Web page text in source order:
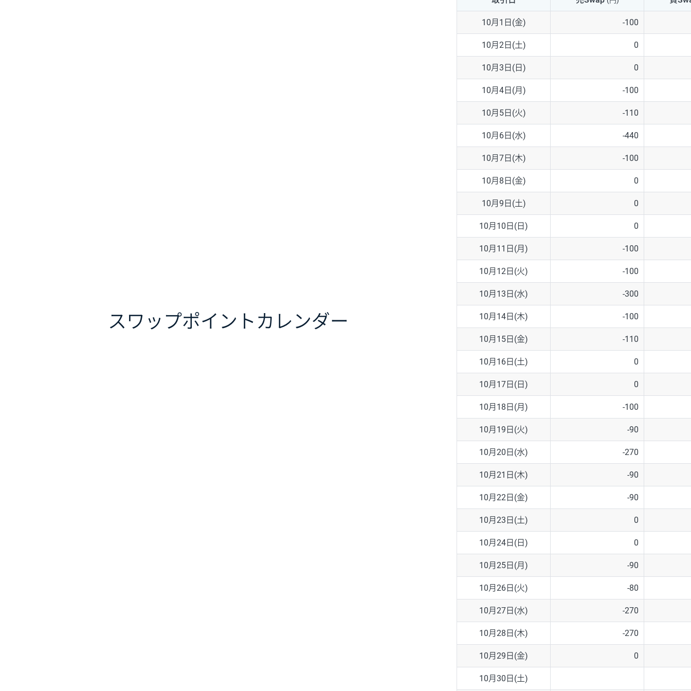
スワップポイント カレンダー
NZD/USD 41円
EUR/GBP 71円
EUR/AUD 103円
GBP/AUD 43円
AUD/NZD 66円
EUR/CHF 111円
GBP/CHF 220円
USD/CHF 160円
※2026/6/30の当社のスワップポイントおよび、同日の為替レートに
※取引証拠金は同日の当社為替レート（ニューヨーククローズ・MIDレ
※ハンガリーフォリント/円と南アフリカランド/円とメキシコペソ/
10月1日(金) -100
10月2日(土) 0
10月3日(日) 0
10月4日(月) -100
10月5日(火) -110
10月6日(水) -440
10月7日(木) -100
10月8日(金) 0
10月9日(土) 0
10月10日(日) 0
10月11日(月) -100
10月12日(火) -100
10月13日(水) -300
10月14日(木) -100
10月15日(金) -110
10月16日(土) 0
10月17日(日) 0
10月18日(月) -100
10月19日(火) -90
10月20日(水) -270
10月21日(木) -90
10月22日(金) -90
10月23日(土) 0
10月24日(日) 0
10月25日(月) -90
10月26日(火) -80
10月27日(水) -270
10月28日(木) -270
10月29日(金) 0
10月30日(土)